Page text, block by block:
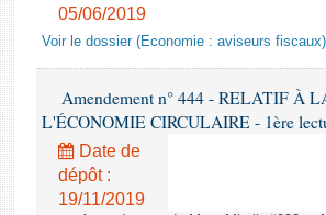
05/06/2019
Voir le dossier (Economie : aviseurs fiscaux)
Amendement n° 444 - RELATIF À
L'ÉCONOMIE CIRCULAIRE - 1ère
Date de
dépôt :
19/11/2019